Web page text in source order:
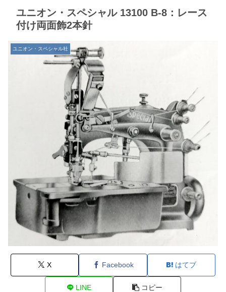
ユニオン・スペシャル 13100 B-8：レース
付け両面飾2本針
ユニオン・スペシャル社
X Facebook はてブ
LINE コピー